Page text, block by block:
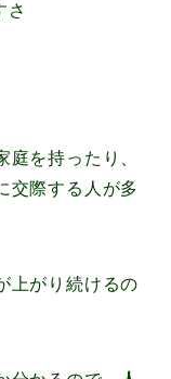
さ
を持ったり、
交際する人が多
上がり続けるの